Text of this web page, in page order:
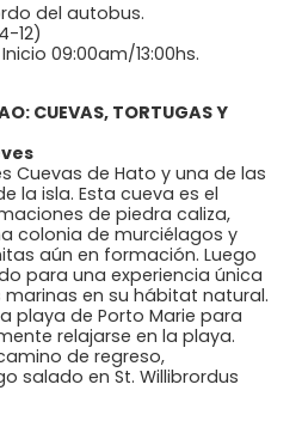
del autobus.
12)
09:00am/13:00hs.
CUEVAS, TORTUGAS Y
Cuevas de Hato y una de las
la isla. Esta cueva es el
de piedra caliza,
colonia de murciélagos y
aún en formación. Luego
para una experiencia única
en su hábitat natural.
playa de Porto Marie para
relajarse en la playa.
de regreso,
salado en St. Willibrordus